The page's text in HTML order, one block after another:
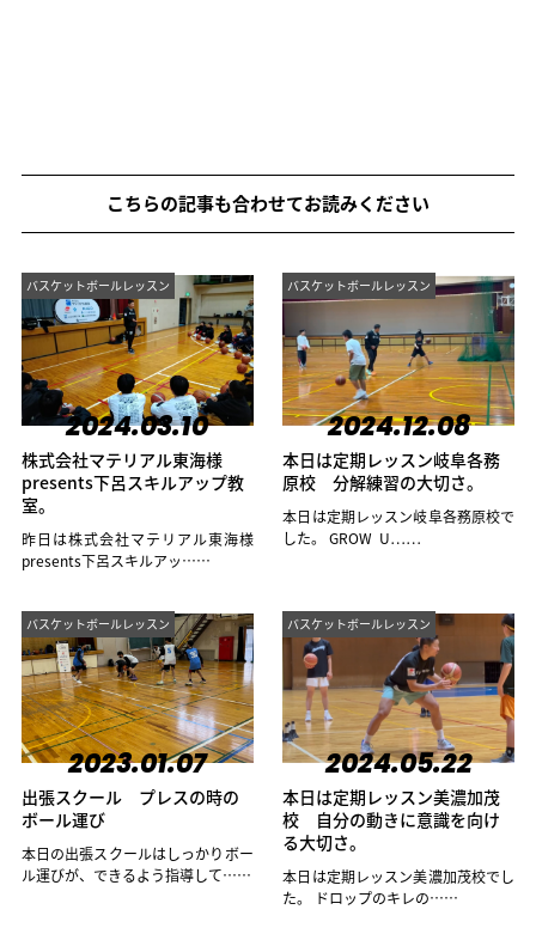
こちらの記事も合わせてお読みください
バスケットボールレッスン
2024.03.10
株式会社マテリアル東海様
presents下呂スキルアップ教
室。
昨日は株式会社マテリアル東海様
presents下呂スキルアッ……
バスケットボールレッスン
2024.12.08
本日は定期レッスン岐阜各務
原校 分解練習の大切さ。
本日は定期レッスン岐阜各務原校で
した。 GROW U……
バスケットボールレッスン
2023.01.07
出張スクール プレスの時の
ボール運び
本日の出張スクールはしっかりボー
ル運びが、できるよう指導して……
バスケットボールレッスン
2024.05.22
本日は定期レッスン美濃加茂
校 自分の動きに意識を向け
る大切さ。
本日は定期レッスン美濃加茂校でし
た。 ドロップのキレの……